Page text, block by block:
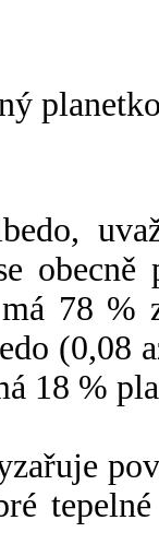
78 %
(0,08
18 %